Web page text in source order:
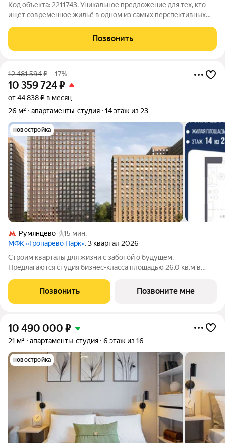
Код объекта: 2211743. Уникальное предложение для тех, кто
ищет современное жильё в одном из самых перспективных
доме, расположенном в Западном административном округе,
район Солнцево, квартал №
Позвонить
12 481 594₽ –17%
10 359 724₽
от 44 838 ₽ в месяц
26 м²
апартаменты-студия 14 этаж из 23
новостройка
Румянцево
15 мин.
МФК «Тропарево Парк», 3 квартал 2026
Строим кварталы для жизни с заботой о будущем.
Предлагаются студия бизнес-класса площадью 26.0 кв.м в
комплексе "Тропарево Парк".Проект строится полностью с
отделкой, которая включает ламинат, обои
Позвонить Позвоните мне
10 490 000 ₽
21 м² апартаменты-студия 6 этаж из 16
новостройка